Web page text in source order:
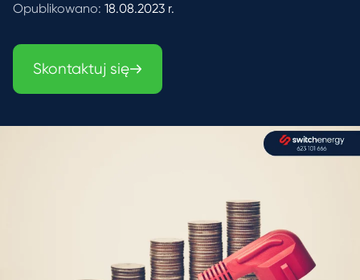
Opublikowano: 18.08.2023 r.
Skontaktuj się